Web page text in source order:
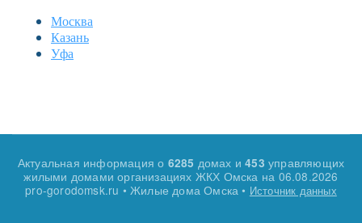
Москва
Казань
Уфа
Актуальная информация о 6285 домах и453управляющих
жилыми домами организациях ЖКХ Омска на 06.08.2026
pro-gorodomsk.ru • Жилые дома Омска • Источник данных